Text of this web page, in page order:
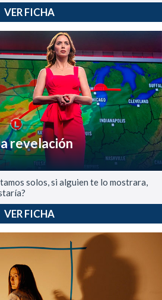
VER FICHA
revelación
solos, si alguien te lo mostrara,
VER FICHA